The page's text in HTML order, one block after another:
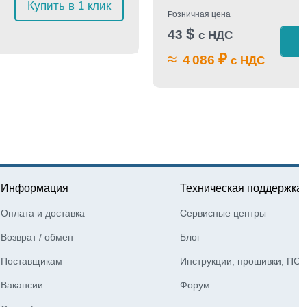
Купить в 1 клик
Розничная цена
43 $ с НДС
≈ 4 086 ₽ с НДС
Информация
Оплата и доставка
Возврат / обмен
Поставщикам
Вакансии
Техническая
Сервисные центры
Блог
Инструкции, прошивки,
Форум